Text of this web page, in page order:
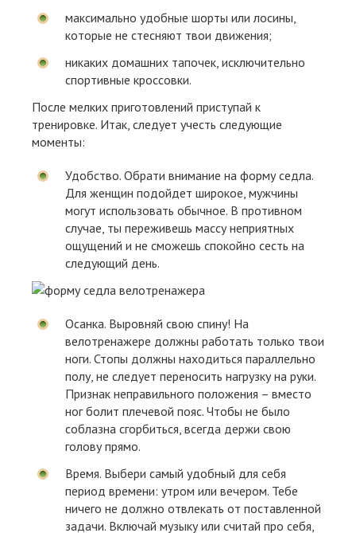
максимально удобные шорты или лосины,
которые не стесняют твои движения;
никаких домашних тапочек, исключительно
спортивные кроссовки.
После мелких приготовлений приступай к
тренировке. Итак, следует учесть следующие
моменты:
Удобство. Обрати внимание на форму седла.
Для женщин подойдет широкое, мужчины
могут использовать обычное. В противном
случае, ты переживешь массу неприятных
ощущений и не сможешь спокойно сесть на
следующий день.
Осанка. Выровняй свою спину! На
велотренажере должны работать только твои
ноги. Стопы должны находиться параллельно
полу, не следует переносить нагрузку на руки.
Признак неправильного положения – вместо
ног болит плечевой пояс. Чтобы не было
соблазна сгорбиться, всегда держи свою
голову прямо.
Время. Выбери самый удобный для себя
период времени: утром или вечером. Тебе
ничего не должно отвлекать от поставленной
задачи. Включай музыку или считай про себя,